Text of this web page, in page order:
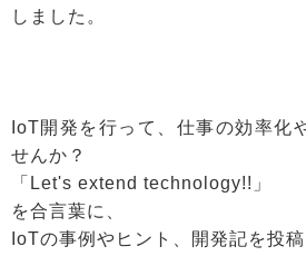
しました。
IoT開発を行って、仕事の効率化
せんか？
「Let's extend technology!!」
を合言葉に、
IoTの事例やヒント、開発記を投稿